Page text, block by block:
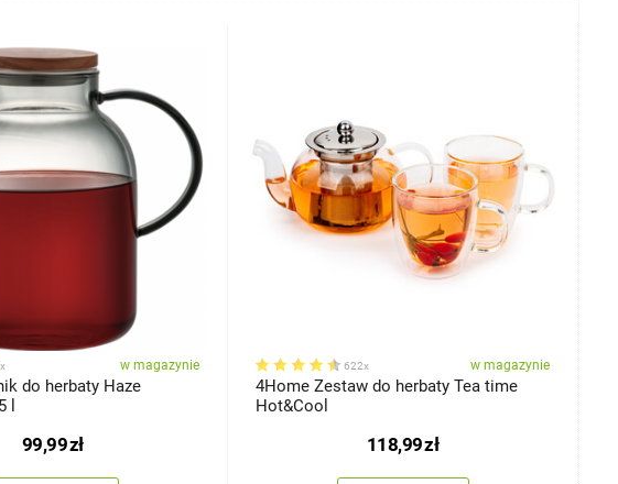
w magazynie
do herbaty Haze
l
99,99zł
622x w magazynie
4Home Zestaw do herbaty Tea time
Hot&Cool
118,99zł